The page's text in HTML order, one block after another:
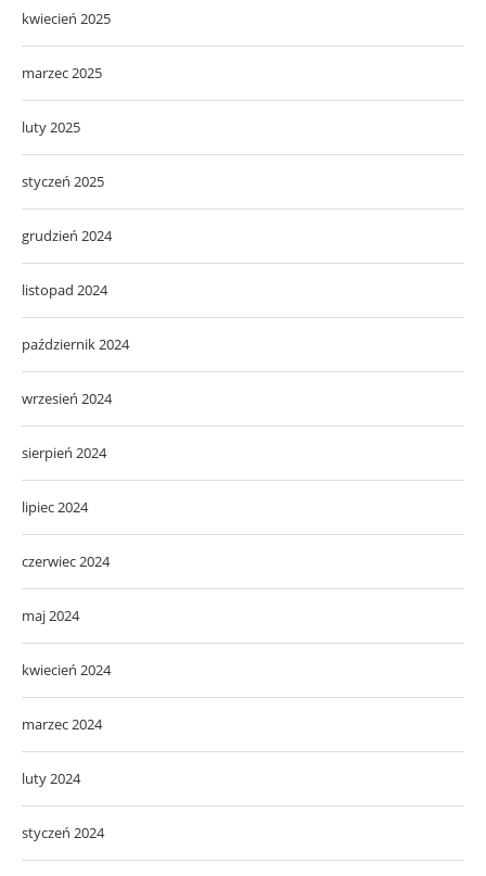
kwiecień 2025
marzec 2025
luty 2025
styczeń 2025
grudzień 2024
listopad 2024
październik 2024
wrzesień 2024
sierpień 2024
lipiec 2024
czerwiec 2024
maj 2024
kwiecień 2024
marzec 2024
luty 2024
styczeń 2024